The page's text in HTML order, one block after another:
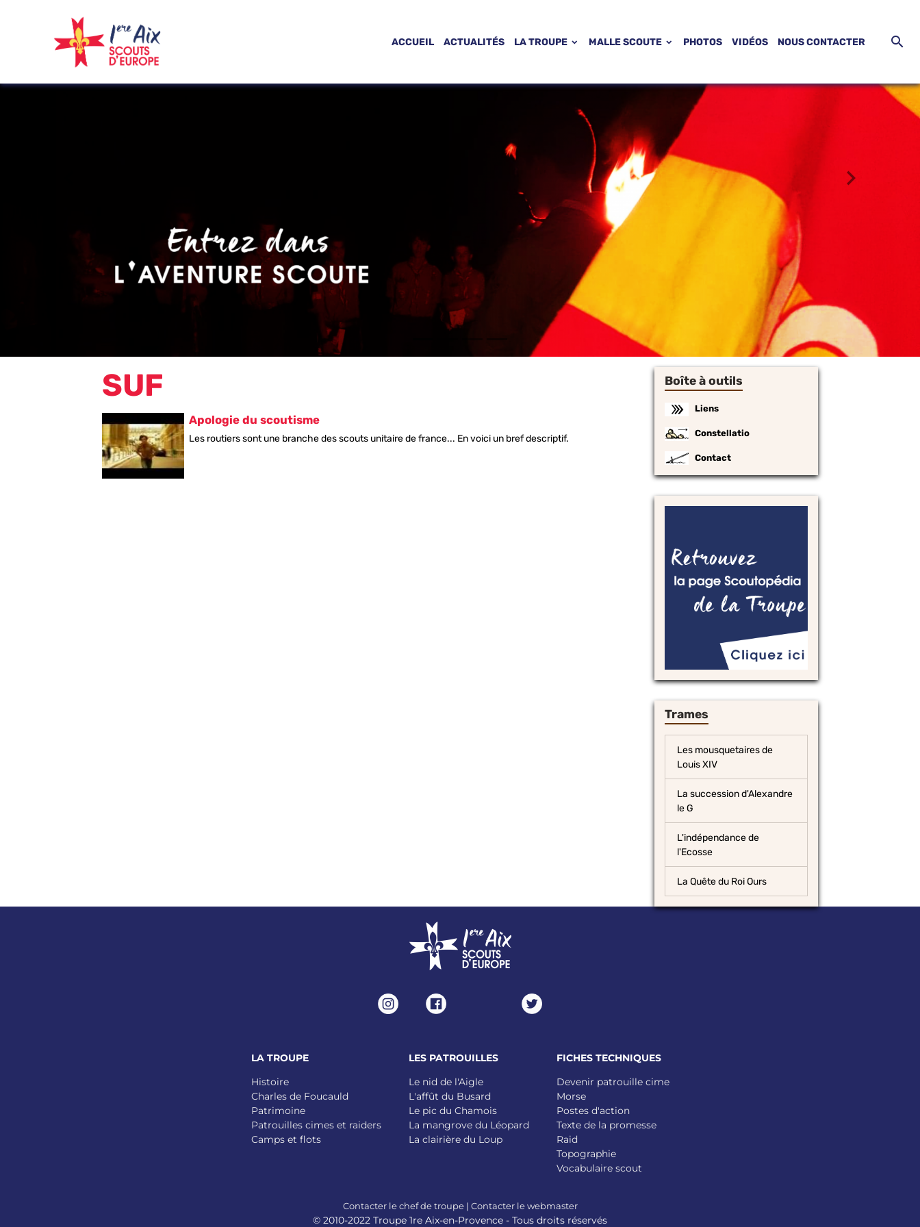
ACCUEIL ACTUALITÉS LA TROUPE MALLE SCOUTE PHOTOS VIDÉOS NOUS CONTACTER
SUF
Apologie du scoutisme
Les routiers sont une branche des scouts unitaire de france... En voici un bref descriptif.
Boîte à outils
Liens
Constellatio
Contact
Trames
Les mousquetaires de
Louis XIV
La succession d'Alexandre
le G
L'indépendance de
l'Ecosse
La Quête du Roi Ours
LA TROUPE
Histoire
Charles de Foucauld
Patrimoine
Patrouilles cimes et raiders
Camps et flots
LES PATROUILLES
Le nid de l'Aigle
L'affût du Busard
Le pic du Chamois
La mangrove du Léopard
La clairière du Loup
FICHES TECHNIQUES
Devenir patrouille cime
Morse
Postes d'action
Texte de la promesse
Raid
Topographie
Vocabulaire scout
Contacter le chef de troupe| Contacter le webmaster
© 2010-2022 Troupe 1re Aix-en-Provence - Tous droits réservés